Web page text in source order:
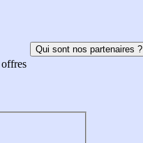
Qui sont nos partenaires ?